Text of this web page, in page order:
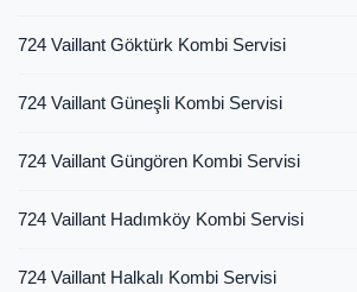
724 Vaillant Göktürk Kombi Servisi
724 Vaillant Güneşli Kombi Servisi
724 Vaillant Güngören Kombi Servisi
724 Vaillant Hadımköy Kombi Servisi
724 Vaillant Halkalı Kombi Servisi